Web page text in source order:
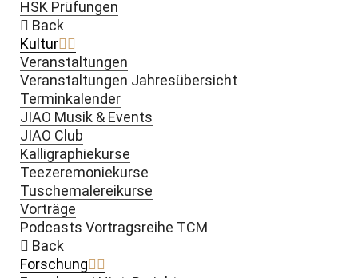
HSK Prüfungen
Back
Kultur
Veranstaltungen
Veranstaltungen Jahresübersicht
Terminkalender
JIAO Musik & Events
JIAO Club
Kalligraphiekurse
Teezeremoniekurse
Tuschemalereikurse
Vorträge
Podcasts Vortragsreihe TCM
Back
Forschung